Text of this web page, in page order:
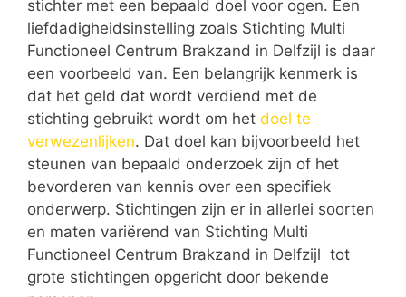
stichter met een bepaald doel voor ogen. Een
liefdadigheidsinstelling zoals Stichting Multi
Functioneel Centrum Brakzand in Delfzijl is daar
een voorbeeld van. Een belangrijk kenmerk is
dat het geld dat wordt verdiend met de
stichting gebruikt wordt om het doel te
verwezenlijken. Dat doel kan bijvoorbeeld het
steunen van bepaald onderzoek zijn of het
bevorderen van kennis over een specifiek
onderwerp. Stichtingen zijn er in allerlei soorten
en maten variërend van Stichting Multi
Functioneel Centrum Brakzand in Delfzijl tot
grote stichtingen opgericht door bekende